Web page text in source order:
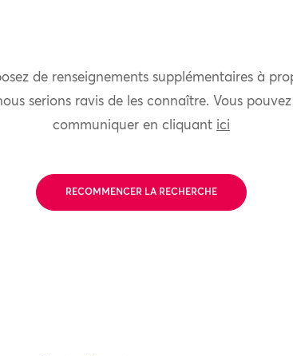
de renseignements supplémentaires à
serions ravis de les connaître. Vous pouvez
communiquer en cliquant ici
RECOMMENCER LA RECHERCHE